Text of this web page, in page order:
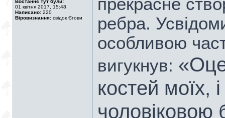
Востаннє тут були:
01 квітня 2017, 15:48
Написано: 220
Віровизнання: свідок Єгови
прекрасне
ребра.
особливою
вигукнув:
костей моїх,
чоловіковою